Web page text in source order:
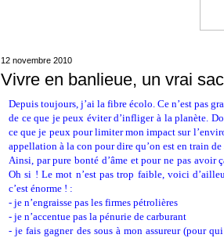
12 novembre 2010
Vivre en banlieue, un vrai
Depuis toujours, j’ai la fibre écolo. Ce n’est pas
de ce que je peux éviter d’infliger à la planète.
ce que je peux pour limiter mon impact sur
appellation à la con pour dire qu’on est en train de
Ainsi, par pure bonté d’âme et pour ne pas avoir
Oh si ! Le mot n’est pas trop faible, voici
c’est énorme ! :
- je n’engraisse pas les firmes pétrolières
- je n’accentue pas la pénurie de carburant
- je fais gagner des sous à mon assureur (pour